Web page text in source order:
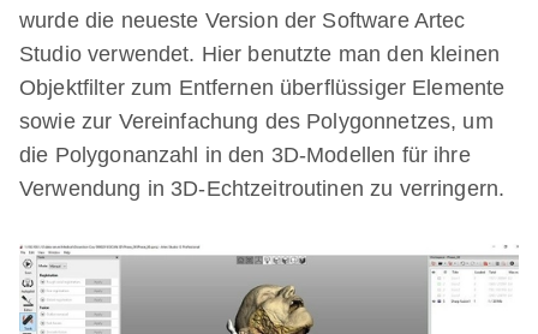
wurde die neueste Version der Software Artec
Studio verwendet. Hier benutzte man den kleinen
Objektfilter zum Entfernen überflüssiger Elemente
sowie zur Vereinfachung des Polygonnetzes, um
die Polygonanzahl in den 3D-Modellen für ihre
Verwendung in 3D-Echtzeitroutinen zu verringern.